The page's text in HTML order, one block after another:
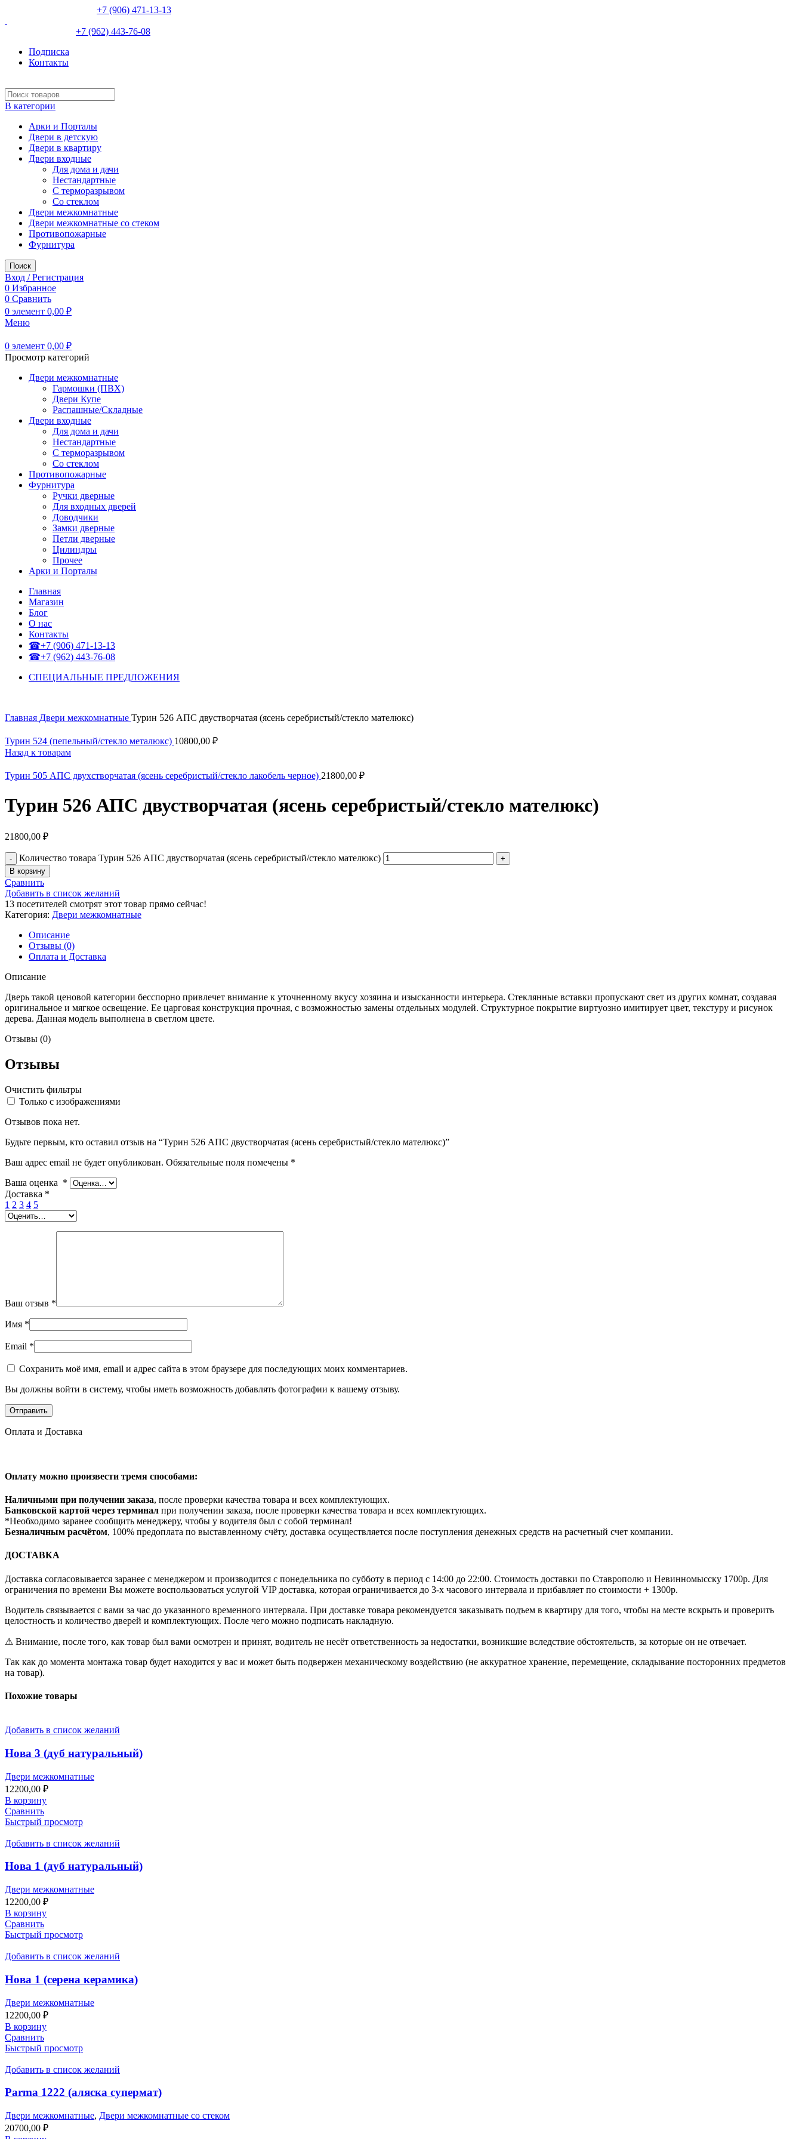
+7 (906) 471-13-13
+7 (962) 443-76-08
Подписка
Контакты
В категории
Арки и Порталы
Двери в детскую
Двери в квартиру
Двери входные
Для дома и дачи
Нестандартные
С терморазрывом
Со стеклом
Двери межкомнатные
Двери межкомнатные со стеком
Противопожарные
Фурнитура
Поиск
Вход / Регистрация
0 Избранное
0 Сравнить
0 элемент 0,00 ₽
Меню
0 элемент 0,00 ₽
Просмотр категорий
Двери межкомнатные
Гармошки (ПВХ)
Двери Купе
Распашные/Складные
Двери входные
Для дома и дачи
Нестандартные
С терморазрывом
Со стеклом
Противопожарные
Фурнитура
Ручки дверные
Для входных дверей
Доводчики
Замки дверные
Петли дверные
Цилиндры
Прочее
Арки и Порталы
Главная
Магазин
Блог
О нас
Контакты
☎+7 (906) 471-13-13
☎+7 (962) 443-76-08
СПЕЦИАЛЬНЫЕ ПРЕДЛОЖЕНИЯ
Главная Двери межкомнатные Турин 526 АПС двустворчатая (ясень серебристый/стекло мателюкс)
Турин 524 (пепельный/стекло металюкс) 10800,00 ₽
Назад к товарам
Турин 505 АПС двухстворчатая (ясень серебристый/стекло лакобель черное) 21800,00 ₽
Турин 526 АПС двустворчатая (ясень серебристый/стекло мателюкс)
21800,00 ₽
Количество товара Турин 526 АПС двустворчатая (ясень серебристый/стекло мателюкс)
В корзину
Сравнить
Добавить в список желаний
13 посетителей смотрят этот товар прямо сейчас!
Категория: Двери межкомнатные
Описание
Отзывы (0)
Оплата и Доставка
Описание
Дверь такой ценовой категории бесспорно привлечет внимание к уточненному вкусу хозяина и изысканности интерьера. Стеклянные вставки пропускают свет из других комнат, создавая
оригинальное и мягкое освещение. Ее царговая конструкция прочная, с возможностью замены отдельных модулей. Структурное покрытие виртуозно имитирует цвет, текстуру и рисунок
дерева. Данная модель выполнена в светлом цвете.
Отзывы (0)
Отзывы
Очистить фильтры
Только с изображениями
Отзывов пока нет.
Будьте первым, кто оставил отзыв на “Турин 526 АПС двустворчатая (ясень серебристый/стекло мателюкс)”
Ваш адрес email не будет опубликован. Обязательные поля помечены *
Ваша оценка *
Доставка *
1 2 3 4 5
Ваш отзыв *
Имя *
Email *
Сохранить моё имя, email и адрес сайта в этом браузере для последующих моих комментариев.
Вы должны войти в систему, чтобы иметь возможность добавлять фотографии к вашему отзыву.
Оплата и Доставка
Оплату можно произвести тремя способами:
Наличными при получении заказа, после проверки качества товара и всех комплектующих.
Банковской картой через терминал при получении заказа, после проверки качества товара и всех комплектующих.
*Необходимо заранее сообщить менеджеру, чтобы у водителя был с собой терминал!
Безналичным расчётом, 100% предоплата по выставленному счёту, доставка осуществляется после поступления денежных средств на расчетный счет компании.
ДОСТАВКА
Доставка согласовывается заранее с менеджером и производится с понедельника по субботу в период с 14:00 до 22:00. Стоимость доставки по Ставрополю и Невинномысску 1700р. Для
ограничения по времени Вы можете воспользоваться услугой VIP доставка, которая ограничивается до 3-х часового интервала и прибавляет по стоимости + 1300р.
Водитель связывается с вами за час до указанного временного интервала. При доставке товара рекомендуется заказывать подъем в квартиру для того, чтобы на месте вскрыть и проверить
целостность и количество дверей и комплектующих. После чего можно подписать накладную.
⚠ Внимание, после того, как товар был вами осмотрен и принят, водитель не несёт ответственность за недостатки, возникшие вследствие обстоятельств, за которые он не отвечает.
Так как до момента монтажа товар будет находится у вас и может быть подвержен механическому воздействию (не аккуратное хранение, перемещение, складывание посторонних предметов
на товар).
Похожие товары
Добавить в список желаний
Нова 3 (дуб натуральный)
Двери межкомнатные
12200,00 ₽
В корзину
Сравнить
Быстрый просмотр
Добавить в список желаний
Нова 1 (дуб натуральный)
Двери межкомнатные
12200,00 ₽
В корзину
Сравнить
Быстрый просмотр
Добавить в список желаний
Нова 1 (серена керамика)
Двери межкомнатные
12200,00 ₽
В корзину
Сравнить
Быстрый просмотр
Добавить в список желаний
Parma 1222 (аляска супермат)
Двери межкомнатные, Двери межкомнатные со стеком
20700,00 ₽